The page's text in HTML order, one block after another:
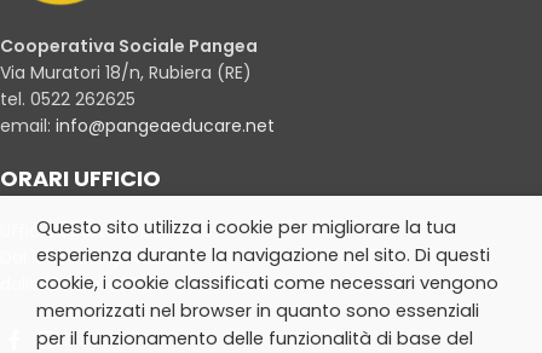
Cooperativa Sociale Pangea
Via Muratori 18/n, Rubiera (RE)
tel. 0522 262625
email: info@pangeaeducare.net
ORARI UFFICIO
Ufficio aperto al pubblico
Dal lunedì al giovedì:
dalle 10.30 alle 13.30
Questo sito utilizza i cookie per migliorare la tua
esperienza durante la navigazione nel sito. Di questi
cookie, i cookie classificati come necessari vengono
memorizzati nel browser in quanto sono essenziali
per il funzionamento delle funzionalità di base del